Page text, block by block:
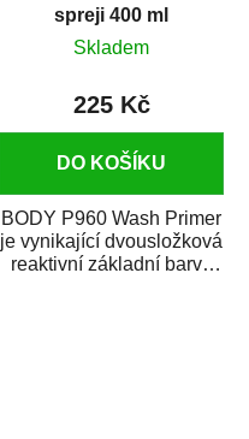
spreji 400 ml
Skladem
225 Kč
DO KOŠÍKU
BODY P960 Wash Primer
je vynikající dvousložková
reaktivní základní barva